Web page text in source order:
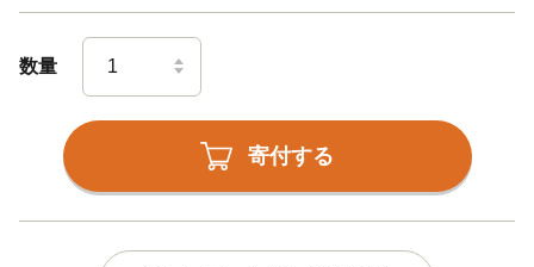
数量
寄付する